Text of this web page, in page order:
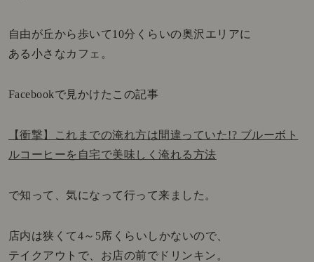
自由が丘から歩いて10分くらいの奥沢エリアに
ある小さなカフェ。
Facebookで見かけたこの記事
【衝撃】これまでの淹れ方は間違っていた!? ブルーボト
ルコーヒーを自宅で美味しく淹れる方法
で知って、気になって行って来ました。
店内は狭くて4～5席くらいしかないので、
テイクアウトで、お店の前でドリンキン。